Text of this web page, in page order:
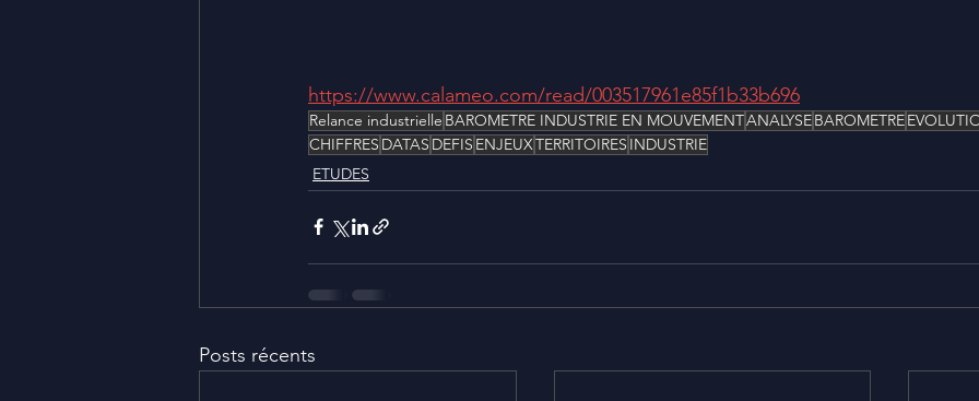
https://www.calameo.com/read/003517961e85f1b33b696
Relance industrielle BAROMETRE INDUSTRIE EN MOUVEMENTANALYSEBAROMETRE
CHIFFRES DATAS DEFIS ENJEUXTERRITOIRES INDUSTRIE
ETUDES
Posts récents